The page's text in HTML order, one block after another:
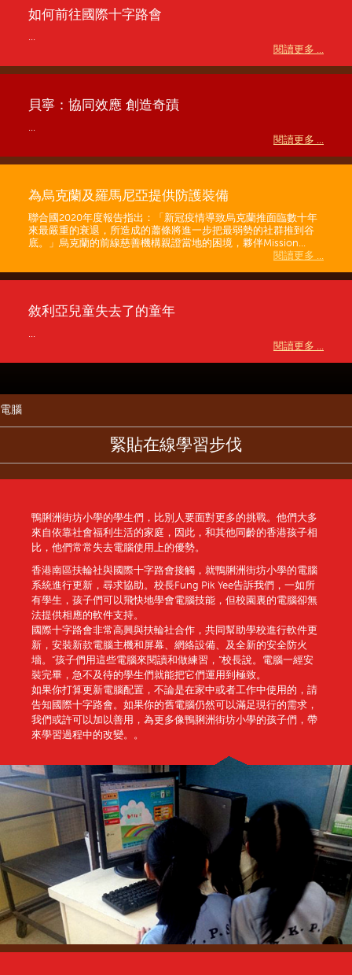
如何前往國際十字路會
...
閱讀更多 ...
貝寧：協同效應 創造奇蹟
...
閱讀更多 ...
為烏克蘭及羅馬尼亞提供防護裝備
聯合國2020年度報告指出：「新冠疫情導致烏克蘭推面臨數十年
來最嚴重的衰退，所造成的蕭條將進一步把最弱勢的社群推到谷
底。」烏克蘭的前線慈善機構親證當地的困境，夥伴Mission...
閱讀更多 ...
敘利亞兒童失去了的童年
...
閱讀更多 ...
電腦
緊貼在線學習步伐
鴨脷洲街坊小學的學生們，比別人要面對更多的挑戰。他們大多
來自依靠社會福利生活的家庭，因此，和其他同齡的香港孩子相
比，他們常常失去電腦使用上的優勢。
香港南區扶輪社與國際十字路會接觸，就鴨脷洲街坊小學的電腦
系統進行更新，尋求協助。校長Fung Pik Yee告訴我們，一如所
有學生，孩子們可以飛快地學會電腦技能，但校園裏的電腦卻無
法提供相應的軟件支持。
國際十字路會非常高興與扶輪社合作，共同幫助學校進行軟件更
新，安裝新款電腦主機和屏幕、網絡設備、及全新的安全防火
墻。“孩子們用這些電腦來閱讀和做練習，”校長說。電腦一經安
裝完畢，急不及待的學生們就能把它們運用到極致。
如果你打算更新電腦配置，不論是在家中或者工作中使用的，請
告知國際十字路會。如果你的舊電腦仍然可以滿足現行的需求，
我們或許可以加以善用，為更多像鴨脷洲街坊小學的孩子們，帶
來學習過程中的改變。。